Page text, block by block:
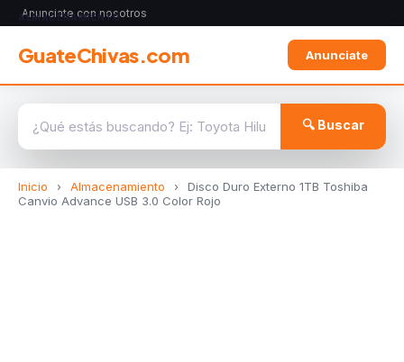
Anunciate con nosotros
GuateChivas.com Anunciate
🔍 Buscar
Inicio › Almacenamiento ›
Disco Duro Externo 1TB Toshiba
Canvio Advance USB 3.0 Color Rojo
ALMACENAMIENTO